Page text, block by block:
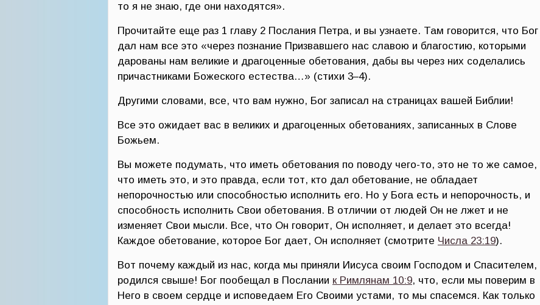
то я не знаю, где они находятся».
Прочитайте еще раз 1 главу 2 Послания Петра, и вы узнаете. Там говорится, что Бог
дал нам все это «через познание Призвавшего нас славою и благостию, которыми
дарованы нам великие и драгоценные обетования, дабы вы через них соделались
причастниками Божеского естества…» (стихи 3–4).
Другими словами, все, что вам нужно, Бог записал на страницах вашей Библии!
Все это ожидает вас в великих и драгоценных обетованиях, записанных в Слове
Божьем.
Вы можете подумать, что иметь обетования по поводу чего-то, это не то же самое,
что иметь это, и это правда, если тот, кто дал обетование, не обладает
непорочностью или способностью исполнить его. Но у Бога есть и непорочность, и
способность исполнить Свои обетования. В отличии от людей Он не лжет и не
изменяет Свои мысли. Все, что Он говорит, Он исполняет, и делает это всегда!
Каждое обетование, которое Бог дает, Он исполняет (смотрите Числа 23:19).
Вот почему каждый из нас, когда мы приняли Иисуса своим Господом и Спасителем,
родился свыше! Бог пообещал в Послании к Римлянам 10:9, что, если мы поверим в
Него в своем сердце и исповедаем Его Своими устами, то мы спасемся. Как только